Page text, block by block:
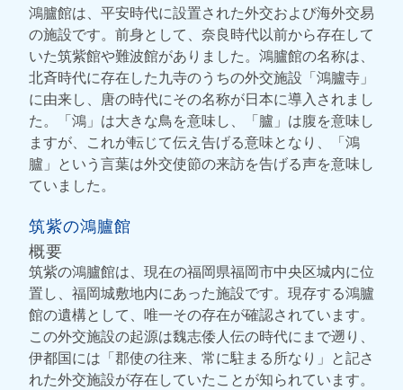
鴻臚館は、平安時代に設置された外交および海外交易
の施設です。前身として、奈良時代以前から存在して
いた筑紫館や難波館がありました。鴻臚館の名称は、
北斉時代に存在した九寺のうちの外交施設「鴻臚寺」
に由来し、唐の時代にその名称が日本に導入されまし
た。「鴻」は大きな鳥を意味し、「臚」は腹を意味し
ますが、これが転じて伝え告げる意味となり、「鴻
臚」という言葉は外交使節の来訪を告げる声を意味し
ていました。
筑紫の鴻臚館
概要
筑紫の鴻臚館は、現在の福岡県福岡市中央区城内に位
置し、福岡城敷地内にあった施設です。現存する鴻臚
館の遺構として、唯一その存在が確認されています。
この外交施設の起源は魏志倭人伝の時代にまで遡り、
伊都国には「郡使の往来、常に駐まる所なり」と記さ
れた外交施設が存在していたことが知られています。